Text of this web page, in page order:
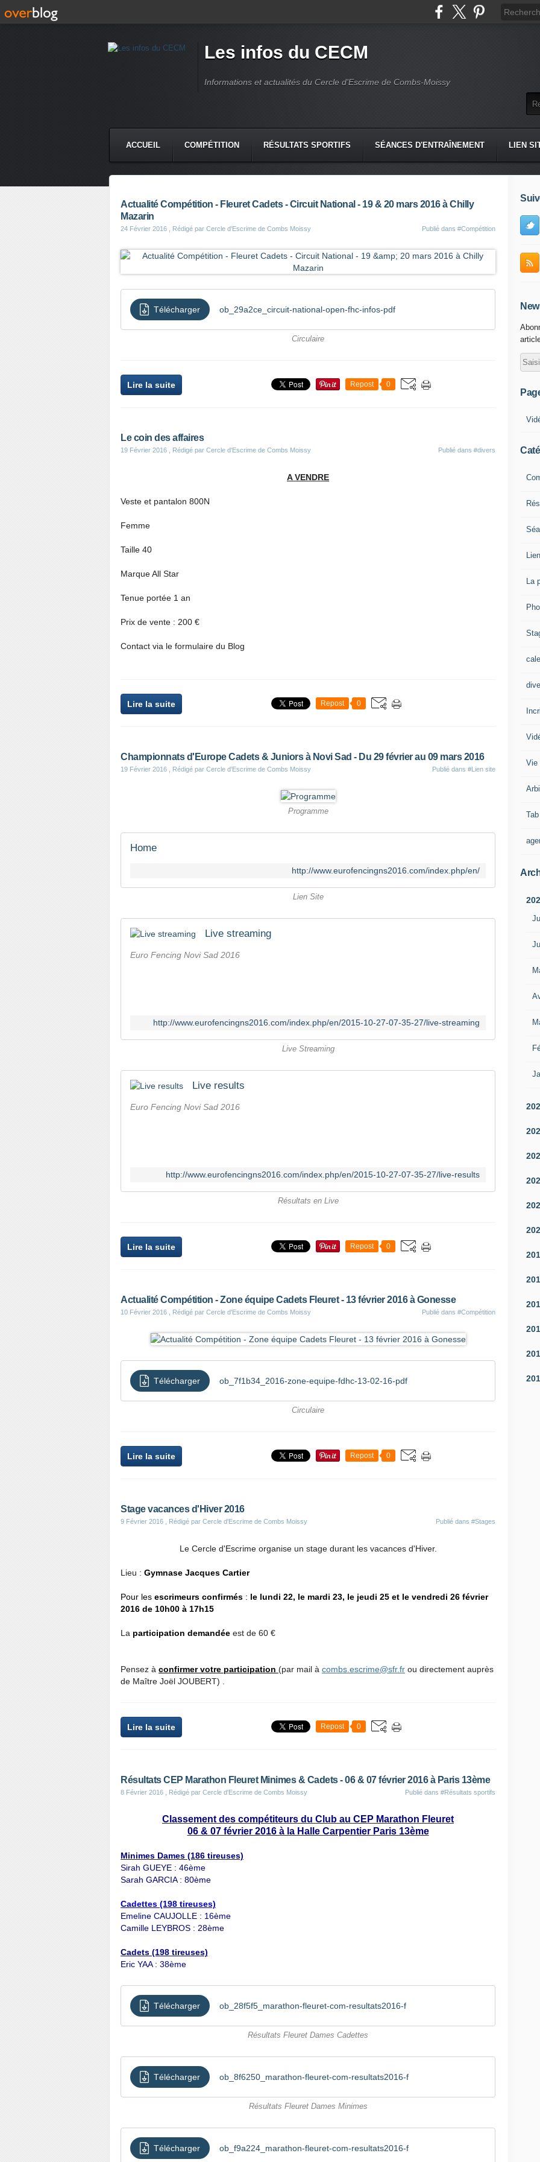
Les infos du CECM
Informations et actualités du Cercle d'Escrime de Combs-Moissy
ACCUEIL COMPÉTITION RÉSULTATS SPORTIFS SÉANCES D'ENTRAÎNEMENT LIEN
Actualité Compétition - Fleuret Cadets - Circuit National - 19 & 20 mars 2016 à Chilly
Mazarin
24 Février 2016 , Rédigé par Cercle d'Escrime de Combs Moissy Publié dans #Compétition
Télécharger ob_29a2ce_circuit-national-open-fhc-infos-pdf
Circulaire
Lire la suite Repost 0
Le coin des affaires
19 Février 2016 , Rédigé par Cercle d'Escrime de Combs Moissy Publié dans #divers
A VENDRE
Veste et pantalon 800N
Femme
Taille 40
Marque All Star
Tenue portée 1 an
Prix de vente : 200 €
Contact via le formulaire du Blog
Lire la suite Repost 0
Championnats d'Europe Cadets & Juniors à Novi Sad - Du 29 février au 09 mars 2016
19 Février 2016 , Rédigé par Cercle d'Escrime de Combs Moissy Publié dans #Lien site
Programme
Home
http://www.eurofencingns2016.com/index.php/en/
Lien Site
Live streaming
Euro Fencing Novi Sad 2016
http://www.eurofencingns2016.com/index.php/en/2015-10-27-07-35-27/live-streaming
Live Streaming
Live results
Euro Fencing Novi Sad 2016
http://www.eurofencingns2016.com/index.php/en/2015-10-27-07-35-27/live-results
Résultats en Live
Lire la suite Repost 0
Actualité Compétition - Zone équipe Cadets Fleuret - 13 février 2016 à Gonesse
10 Février 2016 , Rédigé par Cercle d'Escrime de Combs Moissy Publié dans #Compétition
Télécharger ob_7f1b34_2016-zone-equipe-fdhc-13-02-16-pdf
Circulaire
Lire la suite Repost 0
Stage vacances d'Hiver 2016
9 Février 2016 , Rédigé par Cercle d'Escrime de Combs Moissy Publié dans #Stages
Le Cercle d'Escrime organise un stage durant les vacances d'Hiver.
Lieu : Gymnase Jacques Cartier
Pour les escrimeurs confirmés : le lundi 22, le mardi 23, le jeudi 25 et le vendredi 26 février
2016 de 10h00 à 17h15
La participation demandée est de 60 €
Pensez à confirmer votre participation (par mail à combs.escrime@sfr.fr ou directement auprès
de Maître Joël JOUBERT) .
Lire la suite Repost 0
Résultats CEP Marathon Fleuret Minimes & Cadets - 06 & 07 février 2016 à Paris 13ème
8 Février 2016 , Rédigé par Cercle d'Escrime de Combs Moissy Publié dans #Résultats sportifs
Classement des compétiteurs du Club au CEP Marathon Fleuret
06 & 07 février 2016 à la Halle Carpentier Paris 13ème
Minimes Dames (186 tireuses)
Sirah GUEYE : 46ème
Sarah GARCIA : 80ème
Cadettes (198 tireuses)
Emeline CAUJOLLE : 16ème
Camille LEYBROS : 28ème
Cadets (198 tireuses)
Eric YAA : 38ème
Télécharger ob_28f5f5_marathon-fleuret-com-resultats2016-f
Résultats Fleuret Dames Cadettes
Télécharger ob_8f6250_marathon-fleuret-com-resultats2016-f
Résultats Fleuret Dames Minimes
Télécharger ob_f9a224_marathon-fleuret-com-resultats2016-f
La
Vie
Tab